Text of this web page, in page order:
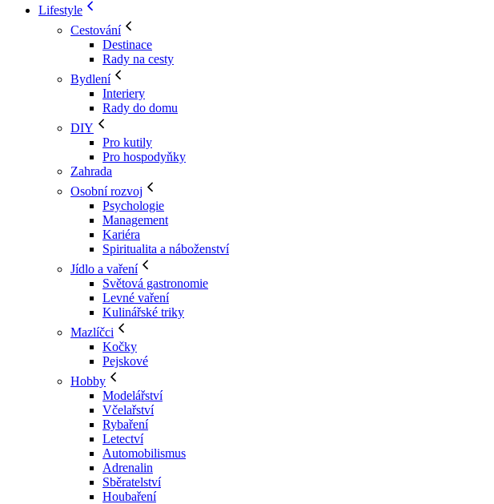
Lifestyle
Cestování
Destinace
Rady na cesty
Bydlení
Interiery
Rady do domu
DIY
Pro kutily
Pro hospodyňky
Zahrada
Osobní rozvoj
Psychologie
Management
Kariéra
Spiritualita a náboženství
Jídlo a vaření
Světová gastronomie
Levné vaření
Kulinářské triky
Mazlíčci
Kočky
Pejskové
Hobby
Modelářství
Včelařství
Rybaření
Letectví
Automobilismus
Adrenalin
Sběratelství
Houbaření